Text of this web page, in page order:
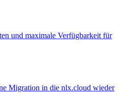
und maximale Verfügbarkeit für
Migration in die nlx.cloud wieder